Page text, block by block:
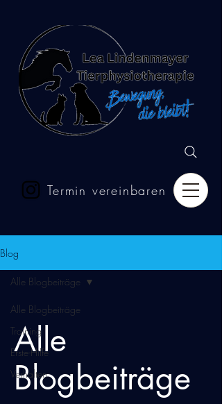
Termin vereinbaren
Blog
Alle Blogbeiträge
Training
Erste-Hilfe
Verhalten
Alle Blogbeiträge
Alle
Blogbeiträge